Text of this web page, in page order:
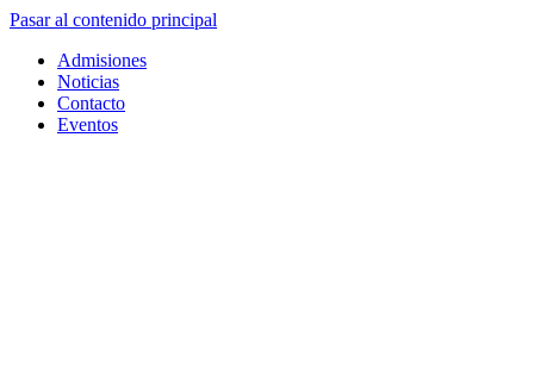
Pasar al contenido principal
Admisiones
Noticias
Contacto
Eventos